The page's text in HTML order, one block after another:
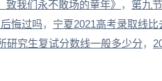
我们永不散场的童年》
第九
悔过吗
宁夏2021高考录取线比
研究生复试分数线一般多少分